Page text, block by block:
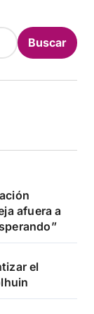
Buscar
afuera a
el